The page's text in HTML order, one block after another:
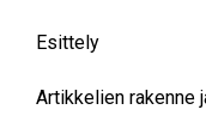
Esittely
Artikkelien rakenne